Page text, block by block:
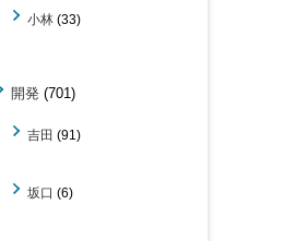
小林 (33)
開発 (701)
吉田 (91)
坂口 (6)